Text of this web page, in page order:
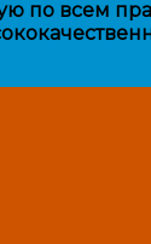
по всем